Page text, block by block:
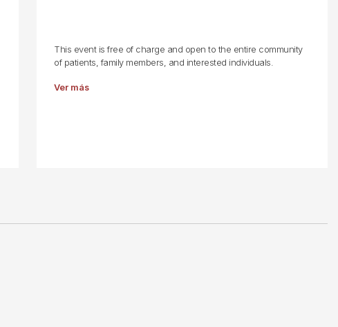
This event is free of charge and open to the entire community
of patients, family members, and interested individuals.
Ver más